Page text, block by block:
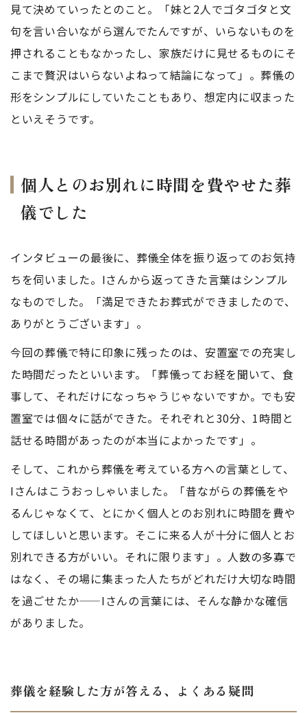
見て決めていったとのこと。「妹と2人でゴタゴタと文
句を言い合いながら選んでたんですが、いらないものを
押されることもなかったし、家族だけに見せるものにそ
こまで贅沢はいらないよねって結論になって」。葬儀の
形をシンプルにしていたこともあり、想定内に収まった
といえそうです。
個人とのお別れに時間を費やせた葬
儀でした
インタビューの最後に、葬儀全体を振り返ってのお気持
ちを伺いました。Iさんから返ってきた言葉はシンプル
なものでした。「満足できたお葬式ができましたので、
ありがとうございます」。
今回の葬儀で特に印象に残ったのは、安置室での充実し
た時間だったといいます。「葬儀ってお経を聞いて、食
事して、それだけになっちゃうじゃないですか。でも安
置室では個々に話ができた。それぞれと30分、1時間と
話せる時間があったのが本当によかったです」。
そして、これから葬儀を考えている方への言葉として、
Iさんはこうおっしゃいました。「昔ながらの葬儀をや
るんじゃなくて、とにかく個人とのお別れに時間を費や
してほしいと思います。そこに来る人が十分に個人とお
別れできる方がいい。それに限ります」。人数の多寡で
はなく、その場に集まった人たちがどれだけ大切な時間
を過ごせたか——Iさんの言葉には、そんな静かな確信
がありました。
葬儀を経験した方が答える、よくある疑問